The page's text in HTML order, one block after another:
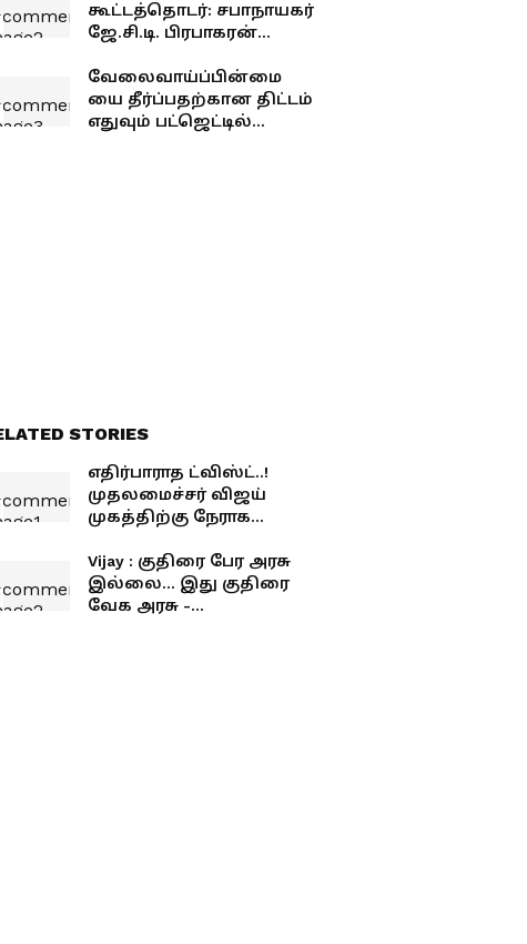
கூட்டத்தொடர்: சபாநாயகர்
ஜே.சி.டி. பிரபாகரன்
வேலைவாய்ப்பின்மை
யை தீர்ப்பதற்கான திட்டம்
எதுவும் பட்ஜெட்டில்
STORIES
எதிர்பாராத ட்விஸ்ட்..!
முதலமைச்சர் விஜய்
முகத்திற்கு நேராக
கேட்ட பிரேமலதா.!
Vijay : குதிரை பேர அரசு
இல்லை... இது குதிரை
வேக அரசு -